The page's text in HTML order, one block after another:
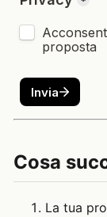
Cosa
La tua